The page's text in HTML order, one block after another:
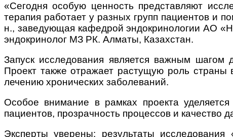
«Сегодня особую ценность представляют
терапия работает у разных групп пациентов и
н., заведующая кафедрой эндокринологии АО
эндокринолог МЗ РК. Алматы, Казахстан.
Запуск исследования является важным шагом
Проект также отражает растущую роль
лечению хронических заболеваний.
Особое внимание в рамках проекта
пациентов, прозрачность процессов и качество
Эксперты уверены: результаты